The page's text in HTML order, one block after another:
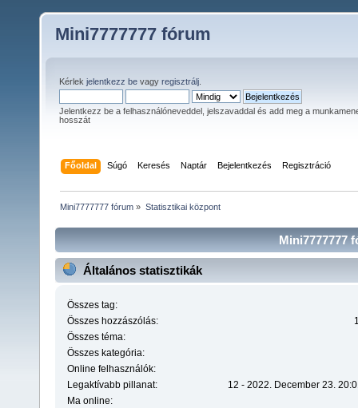
Mini7777777 fórum
Kérlek jelentkezz be vagy regisztrálj
Jelentkezz be a felhasználóneveddel, jelszavaddal és add meg a
hosszát
Főoldal Súgó Keresés Naptár Bejelentkezés Regisztráció
Mini7777777 fórum » Statisztikai központ
Mini7777777
Általános statisztikák
Összes tag:
Összes hozzászólás:
Összes téma:
Összes kategória:
Online felhasználók:
Legaktívabb pillanat:
12 - 2022. December 23.
Ma online: